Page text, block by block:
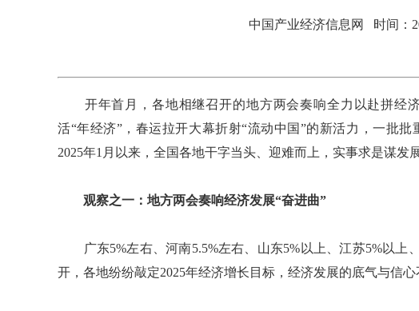
中国产业经济信息网 时间：
开年首月，各地相继召开的地方两会奏响全力以赴拼经济
活“年经济”，春运拉开大幕折射“流动中国”的新活力，一批批
2025年1月以来，全国各地干字当头、迎难而上，实事求是谋发
观察之一：地方两会奏响经济发展“奋进曲”
广东5%左右、河南5.5%左右、山东5%以上、江苏5%以上
开，各地纷纷敲定2025年经济增长目标，经济发展的底气与信心